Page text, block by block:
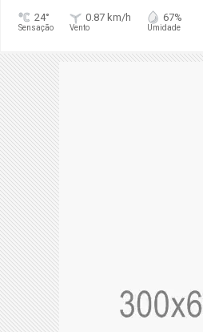
24°
Sensação
0.87 km/h
Vento
67%
Umidade